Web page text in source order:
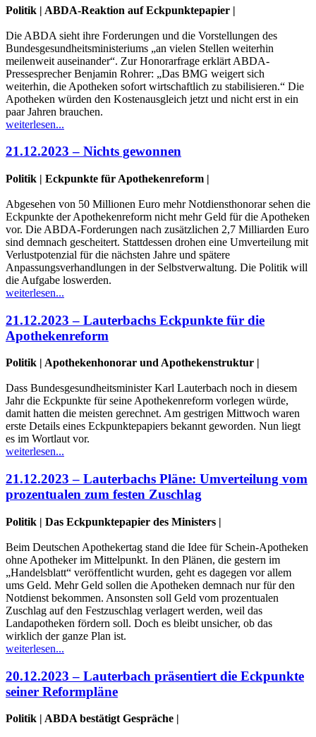
Politik | ABDA-Reaktion auf Eckpunktepapier |
Die ABDA sieht ihre Forderungen und die Vorstellungen des
Bundesgesundheitsministeriums „an vielen Stellen weiterhin
meilenweit auseinander“. Zur Honorarfrage erklärt ABDA-
Pressesprecher Benjamin Rohrer: „Das BMG weigert sich
weiterhin, die Apotheken sofort wirtschaftlich zu stabilisieren.“ Die
Apotheken würden den Kostenausgleich jetzt und nicht erst in ein
paar Jahren brauchen.
weiterlesen...
21.12.2023 – Nichts gewonnen
Politik | Eckpunkte für Apothekenreform |
Abgesehen von 50 Millionen Euro mehr Notdiensthonorar sehen die
Eckpunkte der Apothekenreform nicht mehr Geld für die Apotheken
vor. Die ABDA-Forderungen nach zusätzlichen 2,7 Milliarden Euro
sind demnach gescheitert. Stattdessen drohen eine Umverteilung mit
Verlustpotenzial für die nächsten Jahre und spätere
Anpassungsverhandlungen in der Selbstverwaltung. Die Politik will
die Aufgabe loswerden.
weiterlesen...
21.12.2023 – Lauterbachs Eckpunkte für die
Apothekenreform
Politik | Apothekenhonorar und Apothekenstruktur |
Dass Bundesgesundheitsminister Karl Lauterbach noch in diesem
Jahr die Eckpunkte für seine Apothekenreform vorlegen würde,
damit hatten die meisten gerechnet. Am gestrigen Mittwoch waren
erste Details eines Eckpunktepapiers bekannt geworden. Nun liegt
es im Wortlaut vor.
weiterlesen...
21.12.2023 – Lauterbachs Pläne: Umverteilung vom
prozentualen zum festen Zuschlag
Politik | Das Eckpunktepapier des Ministers |
Beim Deutschen Apothekertag stand die Idee für Schein-Apotheken
ohne Apotheker im Mittelpunkt. In den Plänen, die gestern im
„Handelsblatt“ veröffentlicht wurden, geht es dagegen vor allem
ums Geld. Mehr Geld sollen die Apotheken demnach nur für den
Notdienst bekommen. Ansonsten soll Geld vom prozentualen
Zuschlag auf den Festzuschlag verlagert werden, weil das
Landapotheken fördern soll. Doch es bleibt unsicher, ob das
wirklich der ganze Plan ist.
weiterlesen...
20.12.2023 – Lauterbach präsentiert die Eckpunkte
seiner Reformpläne
Politik | ABDA bestätigt Gespräche |